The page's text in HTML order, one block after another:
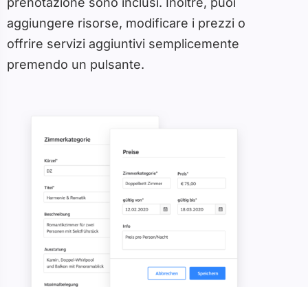
aggiungere risorse, modificare i prezzi o
offrire servizi aggiuntivi semplicemente
premendo un pulsante.